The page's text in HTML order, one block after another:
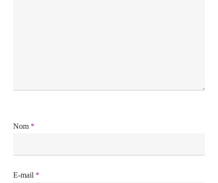
Nom *
E-mail *